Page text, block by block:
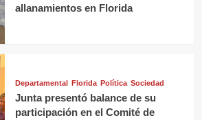
allanamientos en Florida
Departamental Florida Política Sociedad
Junta presentó balance de su
participación en el Comité de